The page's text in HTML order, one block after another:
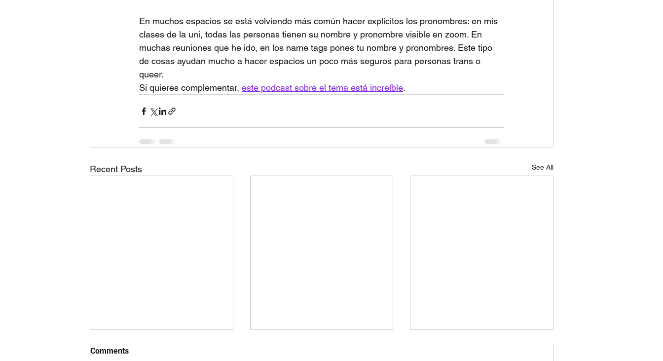
En muchos espacios se está volviendo más común hacer explícitos los pronombres: en mis
clases de la uni, todas las personas tienen su nombre y pronombre visible en zoom. En
muchas reuniones que he ido, en los name tags pones tu nombre y pronombres. Este tipo
de cosas ayudan mucho a hacer espacios un poco más seguros para personas trans o
queer.
Si quieres complementar, este podcast sobre el tema está increíble.
Recent Posts See All
Comments